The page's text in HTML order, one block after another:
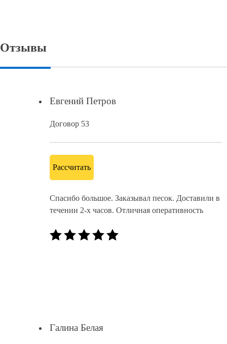
Отзывы
Евгений Петров
Договор 53
Рассчитать
Спасибо большое. Заказывал песок. Доставили в
течении 2-х часов. Отличная оперативность
Галина Белая